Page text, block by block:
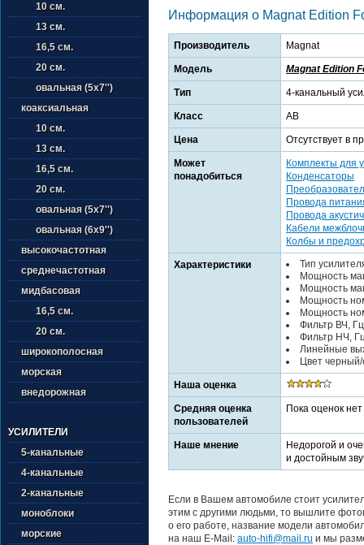
10 см.
13 см.
16,5 см.
20 см.
овальная (5х7'')
коаксиальная
10 см.
13 см.
16,5 см.
20 см.
овальная (5х7'')
овальная (6х9'')
высокочастотная
среднечастотная
мидбасовая
16,5 см.
20 см.
широкополосная
морская
внедорожная
УСИЛИТЕЛИ
5-канальные
4-канальные
2-канальные
моноблоки
морские
Информация о Magnat Edition
Производитель Magnat
Модель Magnat Edition
Тип 4-канальный
Класс AB
Цена Отсутствует в
Может
понадобиться
Комплекты для
Конденсаторы
Провода
Провода
Кабели
Колбы и
Характеристики
Тип
Мощность
Мощность
Мощность
Мощность
Фильтр ВЧ,
Фильтр НЧ,
Линейные
Цвет
Наша оценка
Средняя оценка
пользователей
Пока оценок нет
Наше мнение
Недорогой и
и достойным
Если в Вашем автомобиле стоит
этим с другими людьми, то вышлите
о его работе, название модели
на наш E-Mail: auto-hifi@mail.ru и мы